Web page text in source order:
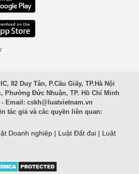
82 Duy Tân, P.Cầu Giấy, TP.Hà Nội
Phường Đức Nhuận, TP. Hồ Chí Minh
- Email: cskh@luatvietnam.vn
tác giả và các quyền liên quan:
Doanh nghiệp | Luật Đất đai | Luật